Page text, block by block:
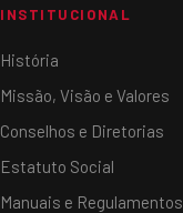
INSTITUCIONAL
História
Missão, Visão e Valores
Conselhos e Diretorias
Estatuto Social
Manuais e Regulamentos